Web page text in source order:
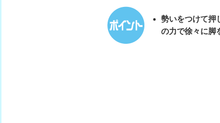
勢いをつけて押
の力で徐々に脚